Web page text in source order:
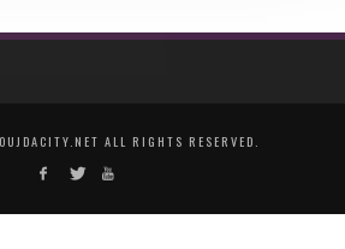
ALL RIGHTS RESERVED.